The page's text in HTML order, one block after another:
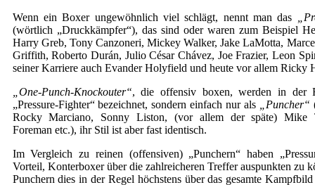
Wenn ein Boxer ungewöhnlich viel schlägt, nennt man das
(wörtlich „Druckkämpfer“), das sind oder waren zum Beispiel
Harry Greb, Tony Canzoneri, Mickey Walker, Jake LaMotta,
Griffith, Roberto Durán, Julio César Chávez, Joe Frazier, Leon
seiner Karriere auch Evander Holyfield und heute vor allem Ricky
„One-Punch-Knockouter“, die offensiv boxen, werden in der
„Pressure-Fighter“ bezeichnet, sondern einfach nur als
„Puncher“
Rocky Marciano, Sonny Liston, (vor allem der späte) Mike
Foreman etc.), ihr Stil ist aber fast identisch.
Im Vergleich zu reinen (offensiven) „Punchern“ haben
Vorteil, Konterboxer über die zahlreicheren Treffer auspunkten zu
Punchern dies in der Regel höchstens über das gesamte